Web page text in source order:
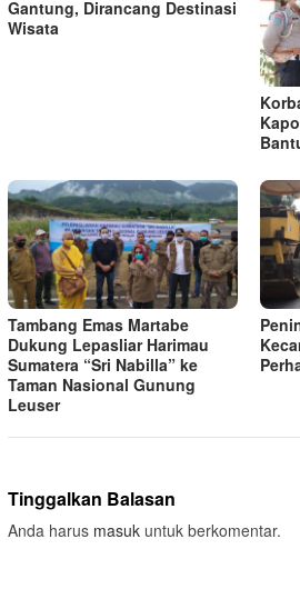
Gantung, Dirancang Destinasi
Wisata
Tambang Emas Martabe
Dukung Lepasliar Harimau
Sumatera “Sri Nabilla” ke
Taman Nasional Gunung
Leuser
Tinggalkan Balasan
Anda harus masuk untuk berkomentar.